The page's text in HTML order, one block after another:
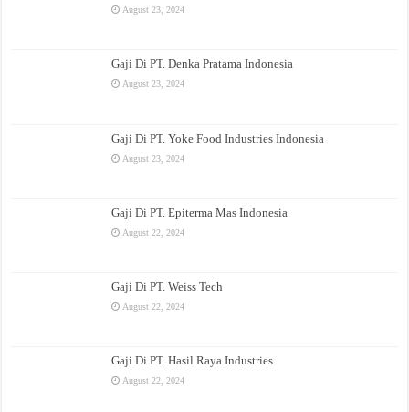
August 23, 2024
Gaji Di PT. Denka Pratama Indonesia
August 23, 2024
Gaji Di PT. Yoke Food Industries Indonesia
August 23, 2024
Gaji Di PT. Epiterma Mas Indonesia
August 22, 2024
Gaji Di PT. Weiss Tech
August 22, 2024
Gaji Di PT. Hasil Raya Industries
August 22, 2024